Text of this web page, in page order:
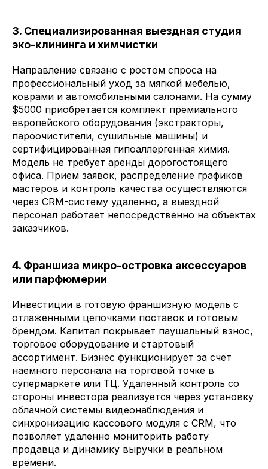
3. Специализированная выездная студия
эко-клининга и химчистки
Направление связано с ростом спроса на
профессиональный уход за мягкой мебелью,
коврами и автомобильными салонами. На сумму
$5000 приобретается комплект премиального
европейского оборудования (экстракторы,
пароочистители, сушильные машины) и
сертифицированная гипоаллергенная химия.
Модель не требует аренды дорогостоящего
офиса. Прием заявок, распределение графиков
мастеров и контроль качества осуществляются
через CRM-систему удаленно, а выездной
персонал работает непосредственно на объектах
заказчиков.
4. Франшиза микро-островка аксессуаров
или парфюмерии
Инвестиции в готовую франшизную модель с
отлаженными цепочками поставок и готовым
брендом. Капитал покрывает паушальный взнос,
торговое оборудование и стартовый
ассортимент. Бизнес функционирует за счет
наемного персонала на торговой точке в
супермаркете или ТЦ. Удаленный контроль со
стороны инвестора реализуется через установку
облачной системы видеонаблюдения и
синхронизацию кассового модуля с CRM, что
позволяет удаленно мониторить работу
продавца и динамику выручки в реальном
времени.